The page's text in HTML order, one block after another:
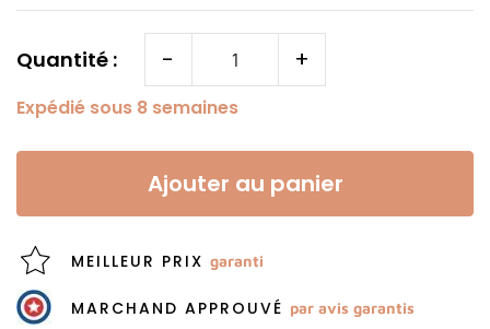
Quantité : - +
Expédié sous 8 semaines
Ajouter au panier
MEILLEUR PRIX garanti
MARCHAND APPROUVÉ par avis garantis